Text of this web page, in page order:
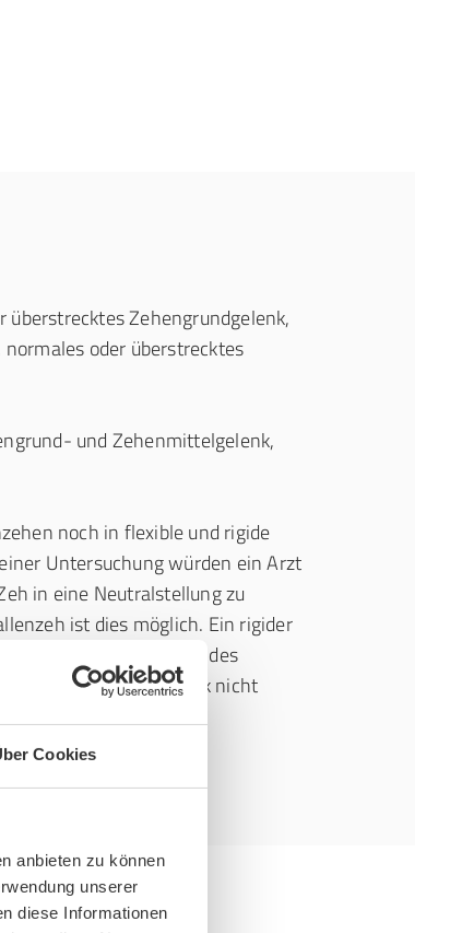
Cookies
anbieten zu können
unserer
diese Informationen
überstrecktes Zehengrundgelenk,
oder überstrecktes
und Zehenmittelgelenk,
noch in flexible und rigide
Untersuchung würden ein Arzt
in eine Neutralstellung zu
ist dies möglich. Ein rigider
durch eine Versteifung des
im Zehenmittelgelenk nicht